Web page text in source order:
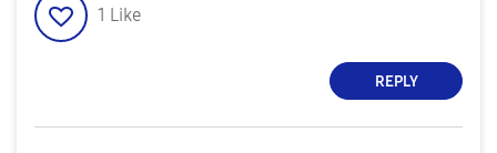
1 Like
REPLY